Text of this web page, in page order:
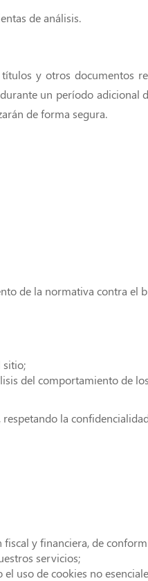
de análisis.
y otros documentos
un período
de forma segura.
de la normativa contra el
sitio;
del comportamiento de
la
y financiera, de
servicios;
uso de cookies no